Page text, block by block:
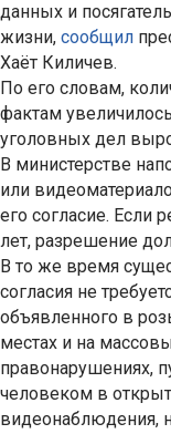
данных и
жизни, сообщил
Хаёт Киличев.
По его словам,
фактам
уголовных дел
В министерстве
или
его согласие. Если
лет, разрешение
В то же время
согласия не
объявленного в
местах и на
правонарушениях,
человеком в
видеонаблюдения,